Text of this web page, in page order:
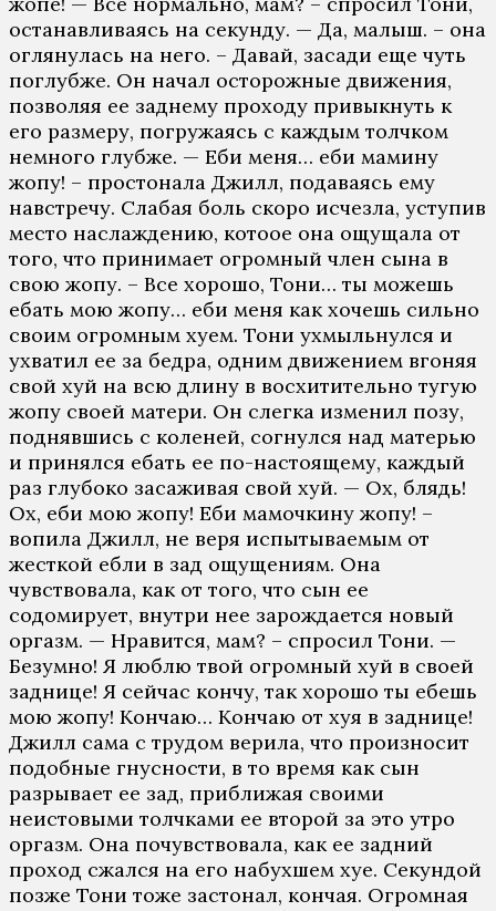
останавливаясь на секунду. — Да, малыш. – она
оглянулась на него. – Давай, засади еще чуть
поглубже. Он начал осторожные движения,
позволяя ее заднему проходу привыкнуть к
его размеру, погружаясь с каждым толчком
немного глубже. — Еби меня… еби мамину
жопу! – простонала Джилл, подаваясь ему
навстречу. Слабая боль скоро исчезла, уступив
место наслаждению, котоое она ощущала от
того, что принимает огромный член сына в
свою жопу. – Все хорошо, Тони… ты можешь
ебать мою жопу… еби меня как хочешь сильно
своим огромным хуем. Тони ухмыльнулся и
ухватил ее за бедра, одним движением вгоняя
свой хуй на всю длину в восхитительно тугую
жопу своей матери. Он слегка изменил позу,
поднявшись с коленей, согнулся над матерью
и принялся ебать ее по-настоящему, каждый
раз глубоко засаживая свой хуй. — Ох, блядь!
Ох, еби мою жопу! Еби мамочкину жопу! –
вопила Джилл, не веря испытываемым от
жесткой ебли в зад ощущениям. Она
чувствовала, как от того, что сын ее
содомирует, внутри нее зарождается новый
оргазм. — Нравится, мам? – спросил Тони. —
Безумно! Я люблю твой огромный хуй в своей
заднице! Я сейчас кончу, так хорошо ты ебешь
мою жопу! Кончаю… Кончаю от хуя в заднице!
Джилл сама с трудом верила, что произносит
подобные гнусности, в то время как сын
разрывает ее зад, приближая своими
неистовыми толчками ее второй за это утро
оргазм. Она почувствовала, как ее задний
проход сжался на его набухшем хуе. Секундой
позже Тони тоже застонал, кончая. Огромная